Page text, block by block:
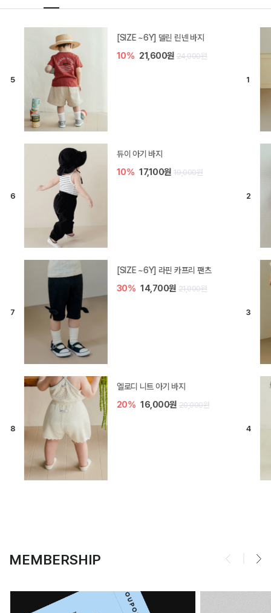
[SIZE ~6Y] 델린 린넨 바지
10% 21,600원 24,000원
듀이 아기 바지
10% 17,100원 19,000원
[SIZE ~6Y] 라핀 카프리 팬츠
30% 14,700원 21,000원
엘로디 니트 아기 바지
20% 16,000원 20,000원
MEMBERSHIP